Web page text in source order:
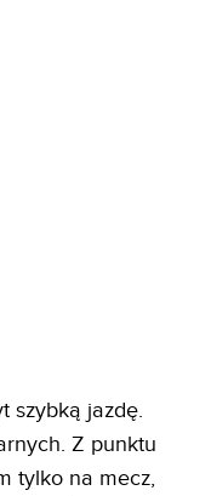
szybką jazdę.
Z punktu
tylko na mecz,